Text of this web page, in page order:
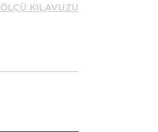
ÖLÇÜ KILAVUZU